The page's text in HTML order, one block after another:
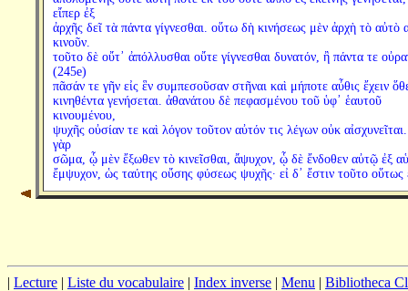
εἴπερ ἐξ
ἀρχῆς δεῖ τὰ πάντα γίγνεσθαι. οὕτω δὴ κινήσεως μὲν ἀρχὴ τὸ αὐτὸ
κινοῦν.
τοῦτο δὲ οὔτ᾽ ἀπόλλυσθαι οὔτε γίγνεσθαι δυνατόν, ἢ πάντα τε
(245e)
πᾶσάν τε γῆν εἰς ἓν συμπεσοῦσαν στῆναι καὶ μήποτε αὖθις ἔχειν
κινηθέντα γενήσεται. ἀθανάτου δὲ πεφασμένου τοῦ ὑφ᾽ ἑαυτοῦ
κινουμένου,
ψυχῆς οὐσίαν τε καὶ λόγον τοῦτον αὐτόν τις λέγων οὐκ
γὰρ
σῶμα, ᾧ μὲν ἔξωθεν τὸ κινεῖσθαι, ἄψυχον, ᾧ δὲ ἔνδοθεν αὐτῷ ἐξ
ἔμψυχον, ὡς ταύτης οὔσης φύσεως ψυχῆς· εἰ δ᾽ ἔστιν τοῦτο οὕτως
| Lecture | Liste du vocabulaire | Index inverse | Menu | Bibliotheca